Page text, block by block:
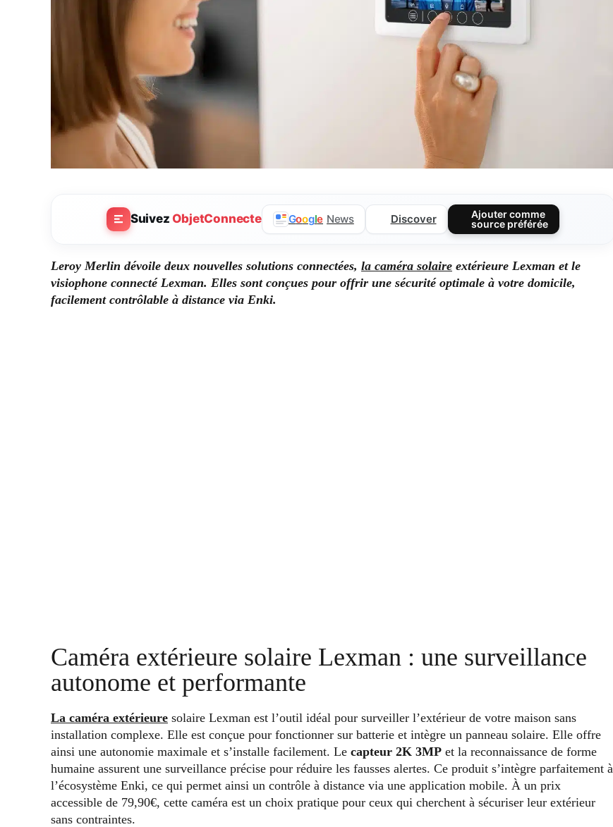
SuivezObjetConnecte Google News Discover
Ajouter comme
source préférée
Leroy Merlin dévoile deux nouvelles solutions connectées, la caméra solaire extérieure Lexman et le
visiophone connecté Lexman. Elles sont conçues pour offrir une sécurité optimale à votre domicile,
facilement contrôlable à distance via Enki.
Caméra extérieure solaire Lexman : une surveillance
autonome et performante
La caméra extérieure solaire Lexman est l’outil idéal pour surveiller l’extérieur de votre maison sans
installation complexe. Elle est conçue pour fonctionner sur batterie et intègre un panneau solaire. Elle offre
ainsi une autonomie maximale et s’installe facilement. Le capteur 2K 3MP et la reconnaissance de forme
humaine assurent une surveillance précise pour réduire les fausses alertes. Ce produit s’intègre parfaitement à
l’écosystème Enki, ce qui permet ainsi un contrôle à distance via une application mobile. À un prix
accessible de 79,90€, cette caméra est un choix pratique pour ceux qui cherchent à sécuriser leur extérieur
sans contraintes.